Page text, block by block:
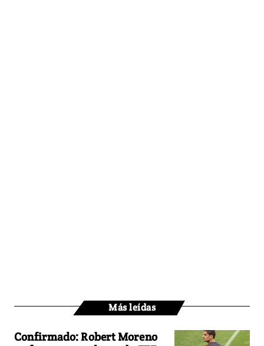
Más leídas
Confirmado: Robert Moreno